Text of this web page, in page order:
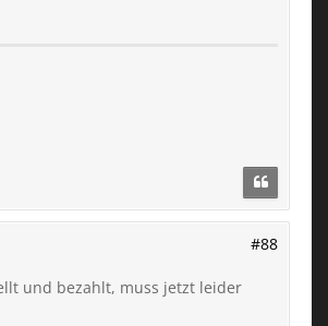
#88
und bezahlt, muss jetzt leider